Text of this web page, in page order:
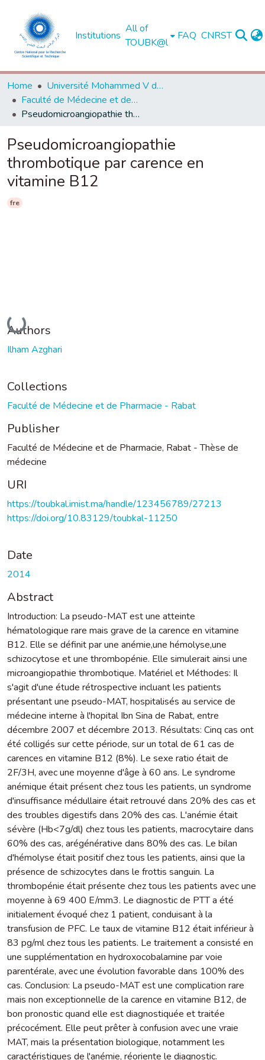
Institutions
All of
TOUBK@l
FAQ CNRST
Home
Université Mohammed V de Rabat
Faculté de Médecine et de Pharmacie - Rabat
Pseudomicroangiopathie thrombotique par carence en vitamine B12
Pseudomicroangiopathie
thrombotique par carence en
vitamine B12
fre
Loading...
Authors
Ilham Azghari
Collections
Faculté de Médecine et de Pharmacie - Rabat
Publisher
Faculté de Médecine et de Pharmacie, Rabat - Thèse de
médecine
URI
https://toubkal.imist.ma/handle/123456789/27213
https://doi.org/10.83129/toubkal-11250
Date
2014
Abstract
Introduction: La pseudo-MAT est une atteinte
hématologique rare mais grave de la carence en vitamine
B12. Elle se définit par une anémie,une hémolyse,une
schizocytose et une thrombopénie. Elle simulerait ainsi une
microangiopathie thrombotique. Matériel et Méthodes: Il
s'agit d'une étude rétrospective incluant les patients
présentant une pseudo-MAT, hospitalisés au service de
médecine interne à l'hopital Ibn Sina de Rabat, entre
décembre 2007 et décembre 2013. Résultats: Cinq cas ont
été colligés sur cette période, sur un total de 61 cas de
carences en vitamine B12 (8%). Le sexe ratio était de
2F/3H, avec une moyenne d'âge à 60 ans. Le syndrome
anémique était présent chez tous les patients, un syndrome
d'insuffisance médullaire était retrouvé dans 20% des cas et
des troubles digestifs dans 20% des cas. L'anémie était
sévère (Hb<7g/dl) chez tous les patients, macrocytaire dans
60% des cas, arégénérative dans 80% des cas. Le bilan
d'hémolyse était positif chez tous les patients, ainsi que la
présence de schizocytes dans le frottis sanguin. La
thrombopénie était présente chez tous les patients avec une
moyenne à 69 400 E/mm3. Le diagnostic de PTT a été
initialement évoqué chez 1 patient, conduisant à la
transfusion de PFC. Le taux de vitamine B12 était inférieur à
83 pg/ml chez tous les patients. Le traitement a consisté en
une supplémentation en hydroxocobalamine par voie
parentérale, avec une évolution favorable dans 100% des
cas. Conclusion: La pseudo-MAT est une complication rare
mais non exceptionnelle de la carence en vitamine B12, de
bon pronostic quand elle est diagnostiquée et traitée
précocément. Elle peut prêter à confusion avec une vraie
MAT, mais la présentation biologique, notamment les
caractéristiques de l'anémie, réoriente le diagnostic.